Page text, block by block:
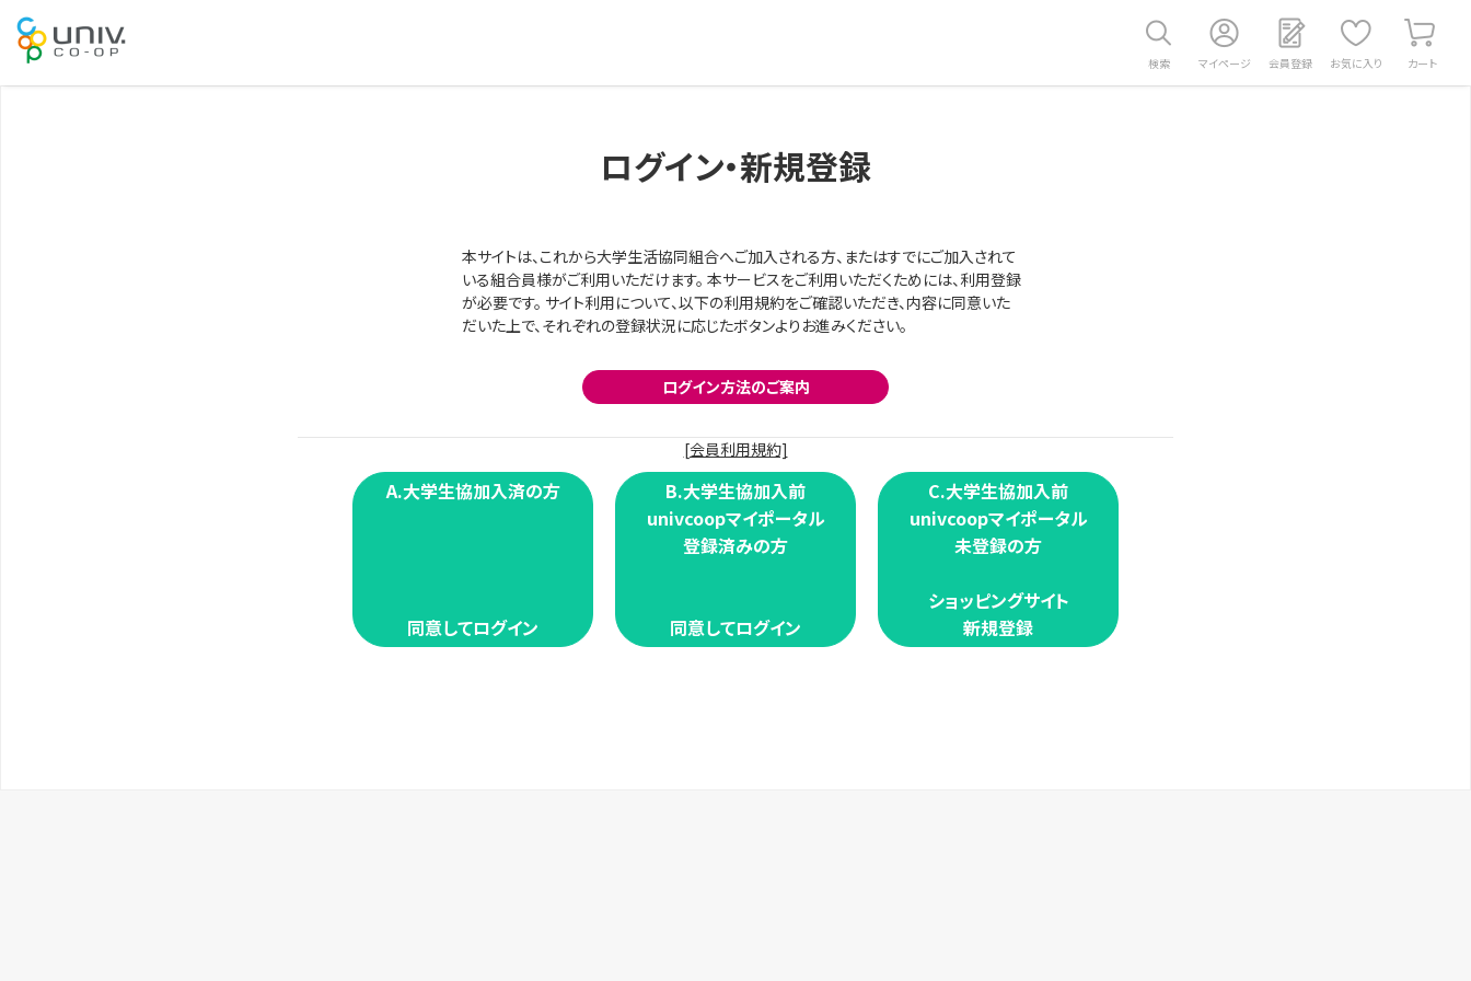
検索 マイページ 会員登録 お気に入り カート
ログイン・新規登録
本サイトは、これから大学生活協同組合へご加入される方、またはすでにご加入されて
いる組合員様がご利用いただけます。 本サービスをご利用いただくためには、利用登録
が必要です。 サイト利用について、以下の利用規約をご確認いただき、内容に同意いた
だいた上で、それぞれの登録状況に応じたボタンよりお進みください。
ログイン方法のご案内
[会員利用規約]
A.大学生協加入済の方
同意してログイン
B.大学生協加入前
univcoopマイポータル
登録済みの方
同意してログイン
C.大学生協加入前
univcoopマイポータル
未登録の方
ショッピングサイト
新規登録